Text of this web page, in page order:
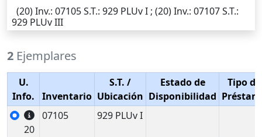
(20)Inv.: 07105S.T.: 929 PLUv I ; (20)Inv.: 07107S.T.:
929 PLUv III
2 Ejemplares
U.
Info.
Inventario
S.T. /
Ubicación
Estado de
Disponibilidad
Tipo de
20
07105 929 PLUv I